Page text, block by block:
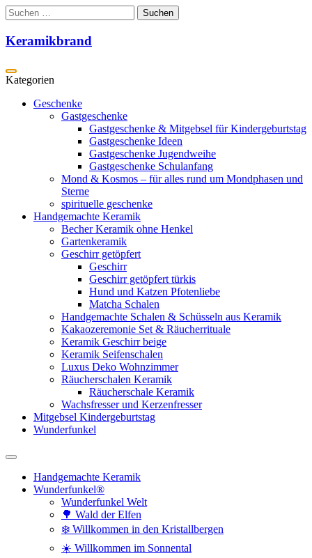
Zum
Inhalt
springen
Suchen
nach:
Keramikbrand
Geschenke
Gastgeschenke
Gastgeschenke & Mitgebsel für Kindergeburtstag
Gastgeschenke Ideen
Gastgeschenke Jugendweihe
Gastgeschenke Schulanfang
Mond & Kosmos – für alles rund um Mondphasen und
Sterne
spirituelle geschenke
Handgemachte Keramik
Becher Keramik ohne Henkel
Gartenkeramik
Geschirr getöpfert
Geschirr
Geschirr getöpfert türkis
Hund und Katzen Pfotenliebe
Matcha Schalen
Handgemachte Schalen & Schüsseln aus Keramik
Kakaozeremonie Set & Räucherrituale
Keramik Geschirr beige
Keramik Seifenschalen
Luxus Deko Wohnzimmer
Räucherschalen Keramik
Räucherschale Keramik
Wachsfresser und Kerzenfresser
Mitgebsel Kindergeburtstag
Wunderfunkel
Handgemachte Keramik
Wunderfunkel®
Wunderfunkel Welt
🌳 Wald der Elfen
❄️ Willkommen in den Kristallbergen
☀️ Willkommen im Sonnental